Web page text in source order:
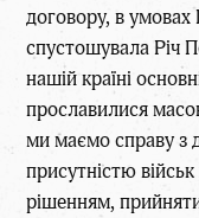
договору, в умовах
спустошувала Річ
нашій країні
прославилися
ми маємо справу з
присутністю
рішенням,